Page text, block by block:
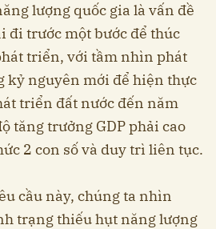
lượng quốc gia là vấn đề
đi trước một bước để thúc
triển, với tầm nhìn phát
kỷ nguyên mới để hiện thực
triển đất nước đến năm
tăng trưởng GDP phải cao
2 con số và duy trì liên tục.
cầu này, chúng ta nhìn
trạng thiếu hụt năng lượng